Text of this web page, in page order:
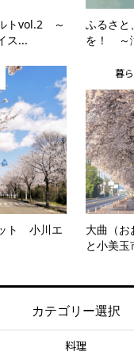
トvol.2 ～
ス...
ふるさと
を！ ～
ト 小川エ
暮
大曲（お
と小美
カテゴリー選択
料理